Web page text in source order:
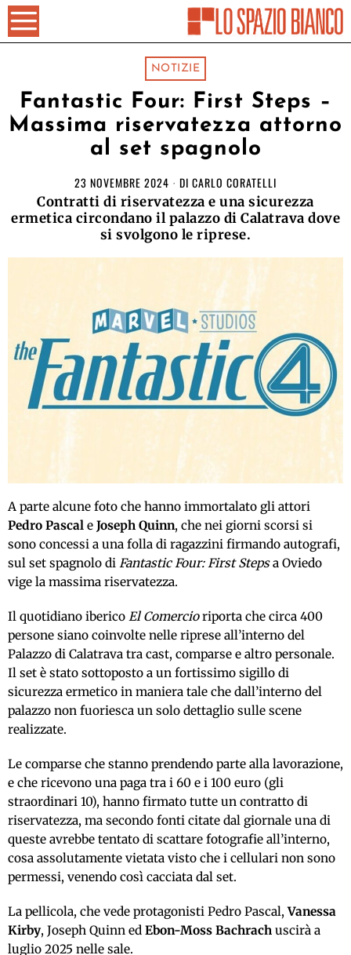
NOTIZIE
Fantastic Four: First Steps –
Massima riservatezza attorno
al set spagnolo
23 NOVEMBRE 2024 DI CARLO CORATELLI
Contratti di riservatezza e una sicurezza
ermetica circondano il palazzo di Calatrava dove
si svolgono le riprese.
A parte alcune foto che hanno immortalato gli attori
Pedro Pascal e Joseph Quinn, che nei giorni scorsi si
sono concessi a una folla di ragazzini firmando autografi,
sul set spagnolo di Fantastic Four: First Stepsa Oviedo
vige la massima riservatezza.
Il quotidiano iberico El Comercioriporta che circa 400
persone siano coinvolte nelle riprese all’interno del
Palazzo di Calatrava tra cast, comparse e altro personale.
Il set è stato sottoposto a un fortissimo sigillo di
sicurezza ermetico in maniera tale che dall’interno del
palazzo non fuoriesca un solo dettaglio sulle scene
realizzate.
Le comparse che stanno prendendo parte alla lavorazione,
e che ricevono una paga tra i 60 e i 100 euro (gli
straordinari 10), hanno firmato tutte un contratto di
riservatezza, ma secondo fonti citate dal giornale una di
queste avrebbe tentato di scattare fotografie all’interno,
cosa assolutamente vietata visto che i cellulari non sono
permessi, venendo così cacciata dal set.
La pellicola, che vede protagonisti Pedro Pascal,Vanessa
Kirby, Joseph Quinn ed Ebon-Moss Bachrach uscirà a
luglio 2025 nelle sale.